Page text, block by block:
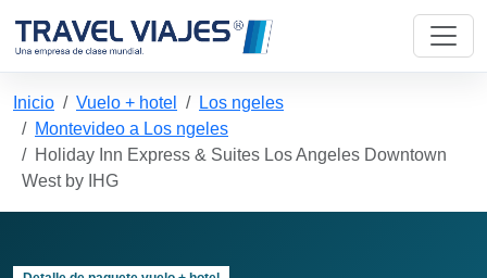
Inicio Vuelo + hotel
Los ngeles
Montevideo a Los ngeles
Holiday Inn Express & Suites Los Angeles Downtown
West by IHG